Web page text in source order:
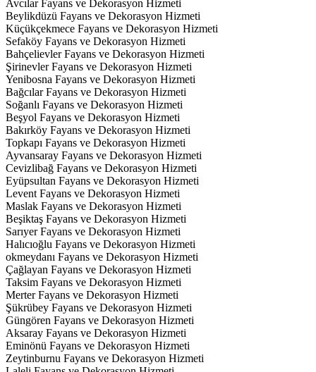
Avcılar Fayans ve Dekorasyon Hizmeti
Beylikdüzü Fayans ve Dekorasyon Hizmeti
Küçükçekmece Fayans ve Dekorasyon Hizmeti
Sefaköy Fayans ve Dekorasyon Hizmeti
Bahçelievler Fayans ve Dekorasyon Hizmeti
Şirinevler Fayans ve Dekorasyon Hizmeti
Yenibosna Fayans ve Dekorasyon Hizmeti
Bağcılar Fayans ve Dekorasyon Hizmeti
Soğanlı Fayans ve Dekorasyon Hizmeti
Beşyol Fayans ve Dekorasyon Hizmeti
Bakırköy Fayans ve Dekorasyon Hizmeti
Topkapı Fayans ve Dekorasyon Hizmeti
Ayvansaray Fayans ve Dekorasyon Hizmeti
Cevizlibağ Fayans ve Dekorasyon Hizmeti
Eyüpsultan Fayans ve Dekorasyon Hizmeti
Levent Fayans ve Dekorasyon Hizmeti
Maslak Fayans ve Dekorasyon Hizmeti
Beşiktaş Fayans ve Dekorasyon Hizmeti
Sarıyer Fayans ve Dekorasyon Hizmeti
Halıcıoğlu Fayans ve Dekorasyon Hizmeti
okmeydanı Fayans ve Dekorasyon Hizmeti
Çağlayan Fayans ve Dekorasyon Hizmeti
Taksim Fayans ve Dekorasyon Hizmeti
Merter Fayans ve Dekorasyon Hizmeti
Şükrübey Fayans ve Dekorasyon Hizmeti
Güngören Fayans ve Dekorasyon Hizmeti
Aksaray Fayans ve Dekorasyon Hizmeti
Eminönü Fayans ve Dekorasyon Hizmeti
Zeytinburnu Fayans ve Dekorasyon Hizmeti